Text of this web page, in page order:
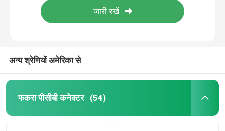
अन्य श्रेणियों अमेरिका से
फकरा पीसीबी कनेक्टर (54)